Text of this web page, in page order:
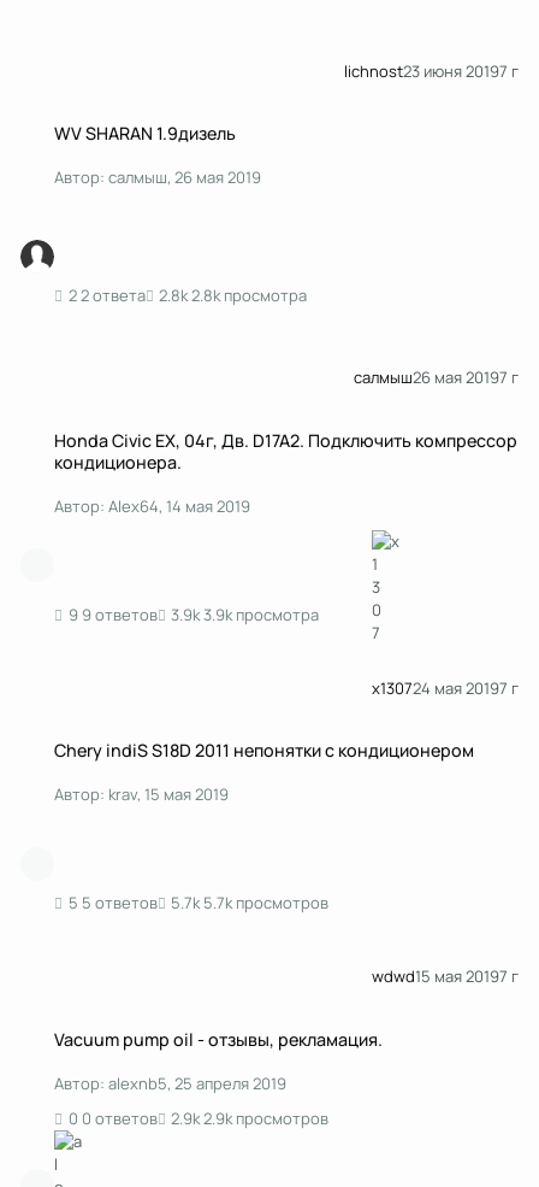
lichnost23 июня 20197 г
WV SHARAN 1.9дизель
Автор: салмыш, 26 мая 2019
2 ответа 2.8k просмотра
салмыш26 мая 20197 г
Honda Civic EX, 04г, Дв. D17A2. Подключить компрессор
кондиционера.
Автор: Alex64, 14 мая 2019
9 ответов 3.9k просмотра
x130724 мая 20197 г
Chery indiS S18D 2011 непонятки с кондиционером
Автор: krav, 15 мая 2019
5 ответов 5.7k просмотров
wdwd15 мая 20197 г
Vacuum pump oil - отзывы, рекламация.
Автор: alexnb5, 25 апреля 2019
0 ответов
2.9k просмотров